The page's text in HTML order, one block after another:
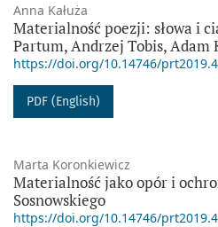
Anna Kałuża
Materialność poezji: słowa i
Partum, Andrzej Tobis, Adam
https://doi.org/10.14746/
PDF (English)
Marta Koronkiewicz
Materialność jako opór i
Sosnowskiego
https://doi.org/10.14746/